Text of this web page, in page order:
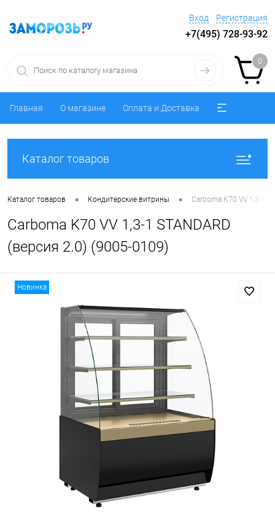
Вход Регистрация
+7(495) 728-93-92
0
Главная О магазине Оплата и Доставка
Каталог товаров
Каталог товаров • Кондитерские витрины • Carboma K70 VV 1,3-1
Carboma K70 VV 1,3-1 STANDARD
(версия 2.0) (9005-0109)
Новинка